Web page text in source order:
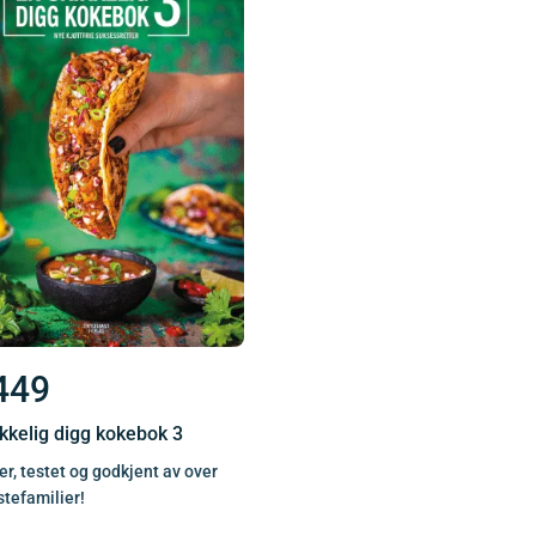
digg kokebok 3
testet og godkjent av over